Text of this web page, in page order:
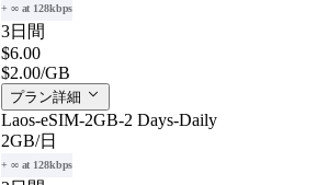
+ ∞ at 128kbps
3日間
$6.00
$2.00/GB
プラン詳細
Laos-eSIM-2GB-2 Days-Daily
2GB/日
+ ∞ at 128kbps